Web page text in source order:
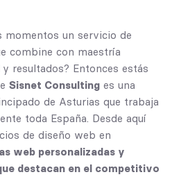
momentos un servicio de
combine con maestría
resultados? Entonces estás
Sisnet Consulting es una
de Asturias que trabaja
toda España. Desde aquí
de diseño web en
web personalizadas y
destacan en el competitivo